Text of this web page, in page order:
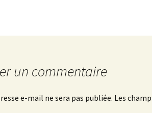
un commentaire
e-mail ne sera pas publiée. Les